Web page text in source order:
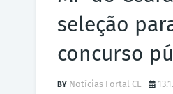
seleção
concurso
Notícias Fortal CE